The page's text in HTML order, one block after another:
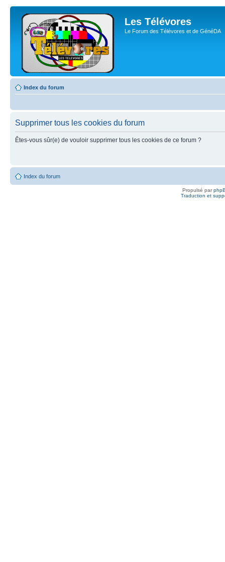
Les Télévores
Le Forum des Télévores et de GénéDA
Index du forum
Supprimer tous les cookies du forum
Êtes-vous sûr(e) de vouloir supprimer tous les cookies de ce forum ?
Index du forum
Propulsé par
Traduction et